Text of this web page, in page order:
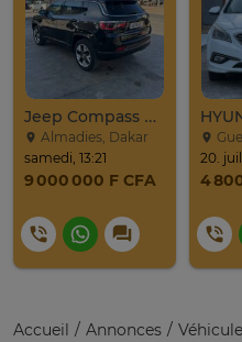
Jeep Compass SUV Noir Essence Automatique
Almadies, Dakar
samedi, 13:21
9 000 000 F CFA
20.
4
Accueil Annonces